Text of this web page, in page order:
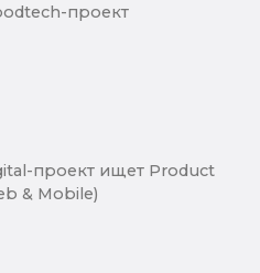
проект
проект ищет Product
& Mobile)